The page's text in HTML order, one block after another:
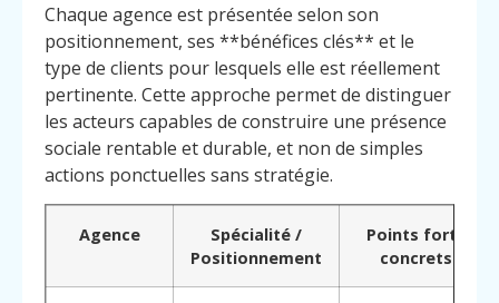
Chaque agence est présentée selon son
positionnement, ses **bénéfices clés** et le
type de clients pour lesquels elle est réellement
pertinente. Cette approche permet de distinguer
les acteurs capables de construire une présence
sociale rentable et durable, et non de simples
actions ponctuelles sans stratégie.
Agence
Spécialité /
Positionnement
Points forts
concrets